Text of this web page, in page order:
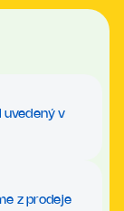
uvedený v
z prodeje